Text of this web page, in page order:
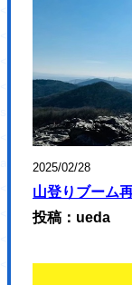
2025/02/28
山登りブーム
投稿：ueda
<picture>
<source type="image/
srcset="https://
<img src="https://
alt="Webとクリエイ
</picture>
<div class="topKey-